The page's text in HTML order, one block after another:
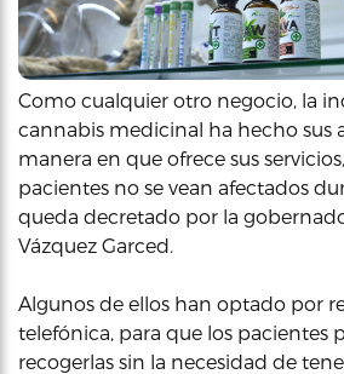
Como cualquier otro negocio, la
cannabis medicinal ha hecho sus
manera en que ofrece sus
pacientes no se vean afectados
queda decretado por la
Vázquez Garced.
Algunos de ellos han optado por
telefónica, para que los pacientes
recogerlas sin la necesidad de